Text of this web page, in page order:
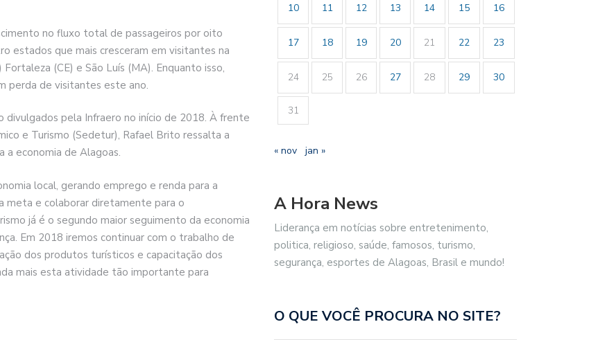
no fluxo total de passageiros por oito
estados que mais cresceram em visitantes na
(CE) e São Luís (MA). Enquanto isso,
perda de visitantes este ano.
pela Infraero no início de 2018. À frente
e Turismo (Sedetur), Rafael Brito ressalta a
a economia de Alagoas.
local, gerando emprego e renda para a
meta e colaborar diretamente para o
já é o segundo maior seguimento da economia
Em 2018 iremos continuar com o trabalho de
dos produtos turísticos e capacitação dos
mais esta atividade tão importante para
10 11 12 13 14 15 16
17 18 19 20 21 22 23
24 25 26 27 28 29 30
31
« nov jan »
A Hora News
Liderança em notícias sobre entretenimento,
politica, religioso, saúde, famosos, turismo,
segurança, esportes de Alagoas, Brasil e mundo!
O QUE VOCÊ PROCURA NO SITE?